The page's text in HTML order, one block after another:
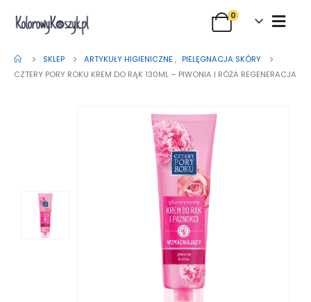
0
SKLEP ARTYKUŁY HIGIENICZNE , PIELĘGNACJA SKÓRY
CZTERY PORY ROKU KREM DO RĄK 130ML – PIWONIA I RÓŻA REGENERACJA